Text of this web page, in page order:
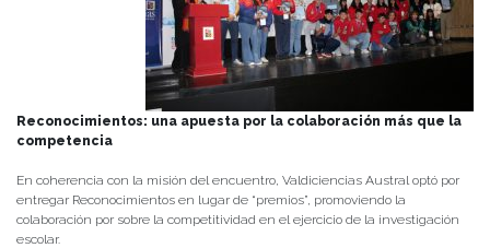
Reconocimientos: una apuesta por la colaboración más que la
competencia
En coherencia con la misión del encuentro, Valdiciencias Austral optó por
entregar Reconocimientos en lugar de “premios”, promoviendo la
colaboración por sobre la competitividad en el ejercicio de la investigación
escolar.